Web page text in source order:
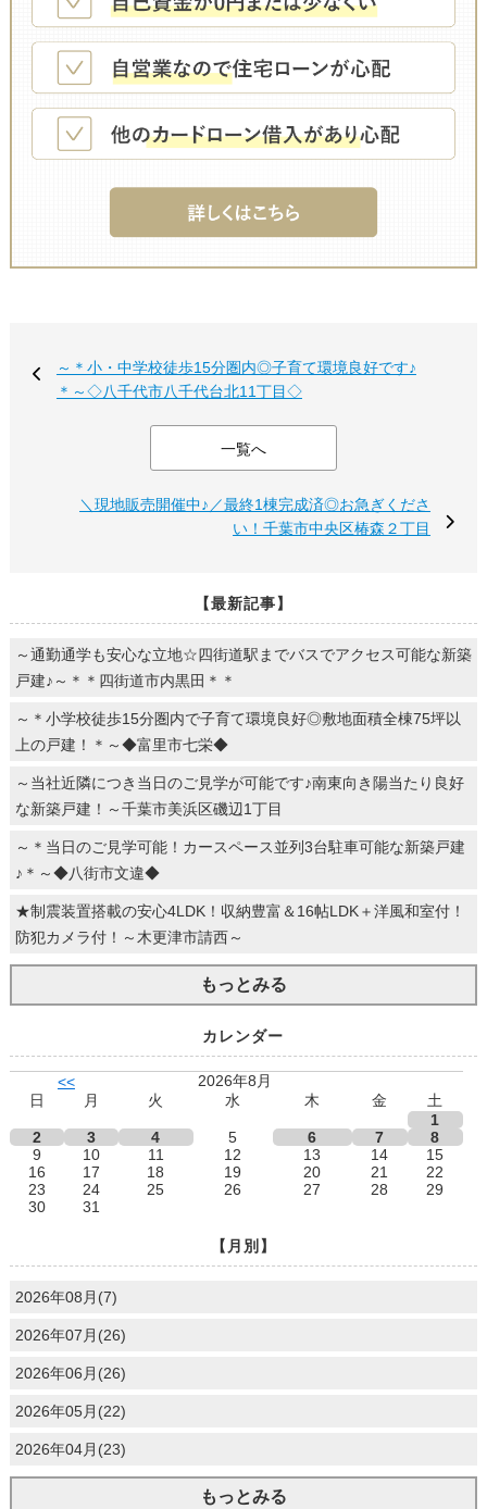
～＊小・中学校徒歩15分圏内◎子育て環境良好です♪
＊～◇八千代市八千代台北11丁目◇
一覧へ
＼現地販売開催中♪／最終1棟完成済◎お急ぎくださ
い！千葉市中央区椿森２丁目
【最新記事】
～通勤通学も安心な立地☆四街道駅までバスでアクセス可能な新築
戸建♪～＊＊四街道市内黒田＊＊
～＊小学校徒歩15分圏内で子育て環境良好◎敷地面積全棟75坪以
上の戸建！＊～◆富里市七栄◆
～当社近隣につき当日のご見学が可能です♪南東向き陽当たり良好
な新築戸建！～千葉市美浜区磯辺1丁目
～＊当日のご見学可能！カースペース並列3台駐車可能な新築戸建
♪＊～◆八街市文違◆
★制震装置搭載の安心4LDK！収納豊富＆16帖LDK＋洋風和室付！
防犯カメラ付！～木更津市請西～
もっとみる
カレンダー
<<
2026年8月
日
月 火 水 木 金
土
1
2
3 4 5 6 7
8
9
10 11 12 13 14
15
16
17 18 19 20 21
22
23
24 25 26 27 28
29
30
31
【月別】
2026年08月(7)
2026年07月(26)
2026年06月(26)
2026年05月(22)
2026年04月(23)
もっとみる